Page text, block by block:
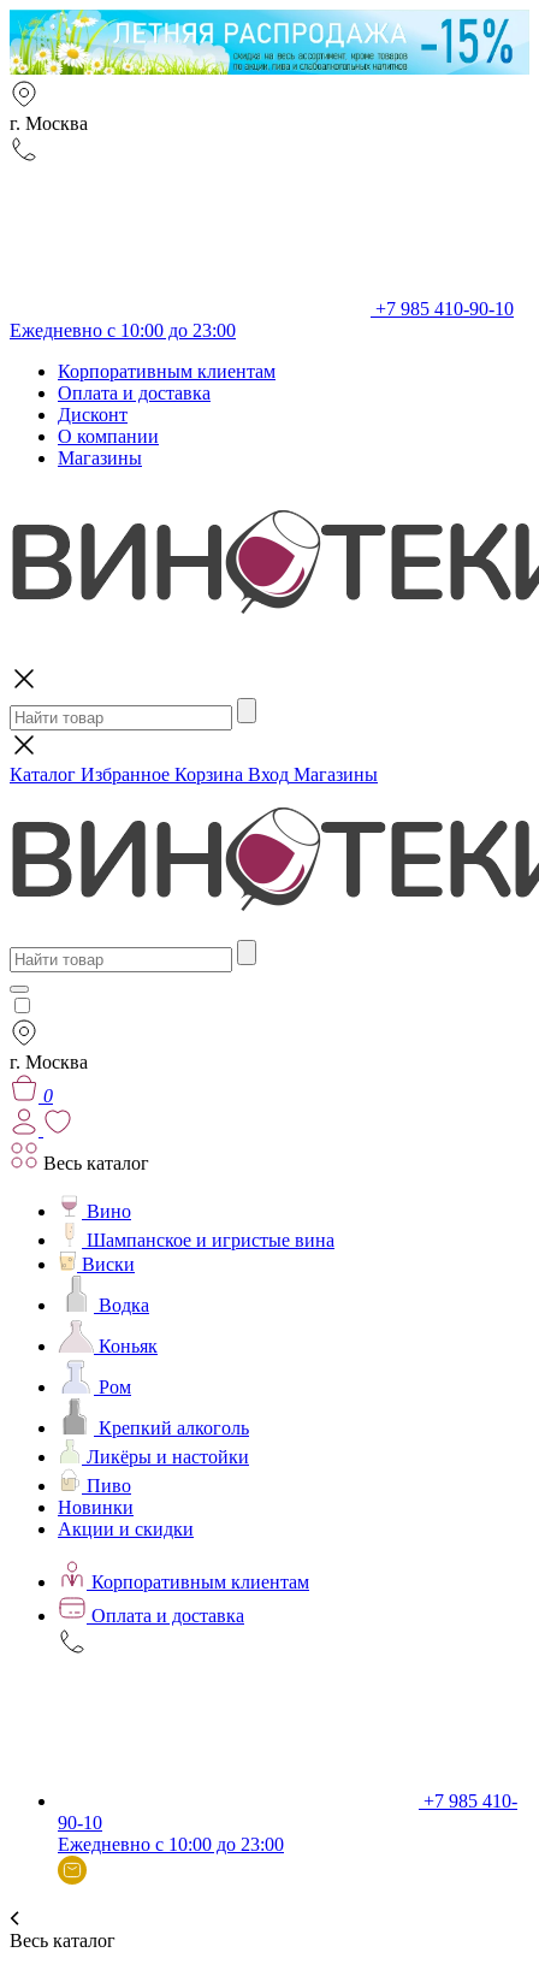
г. Москва
+7 985 410-90-10
Ежедневно с 10:00 до 23:00
Корпоративным клиентам
Оплата и доставка
Дисконт
О компании
Магазины
Каталог Избранное Корзина Вход Магазины
г. Москва
0
Весь каталог
Вино
Шампанское и игристые вина
Виски
Водка
Коньяк
Ром
Крепкий алкоголь
Ликёры и настойки
Пиво
Новинки
Акции и скидки
Корпоративным клиентам
Оплата и доставка
+7 985 410-
90-10
Ежедневно с 10:00 до 23:00
Весь каталог